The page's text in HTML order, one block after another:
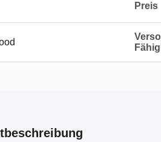
Preis